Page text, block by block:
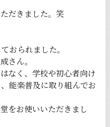
だきました。笑
おられました。
さん。
なく、学校や初心者向け
能楽普及に取り組んでお
をお使いいただきまし